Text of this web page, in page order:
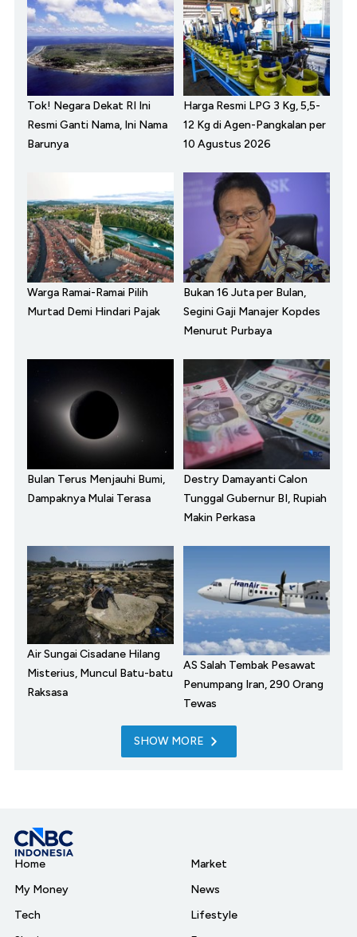
Tok! Negara Dekat RI Ini
Resmi Ganti Nama, Ini Nama
Barunya
Harga Resmi LPG 3 Kg, 5,5-
12 Kg di Agen-Pangkalan per
10 Agustus 2026
Warga Ramai-Ramai Pilih
Murtad Demi Hindari Pajak
Bukan 16 Juta per Bulan,
Segini Gaji Manajer Kopdes
Menurut Purbaya
Bulan Terus Menjauhi Bumi,
Dampaknya Mulai Terasa
Destry Damayanti Calon
Tunggal Gubernur BI, Rupiah
Makin Perkasa
Air Sungai Cisadane Hilang
Misterius, Muncul Batu-batu
Raksasa
AS Salah Tembak Pesawat
Penumpang Iran, 290 Orang
Tewas
SHOW MORE
Home
My Money
Tech
Market
News
Lifestyle